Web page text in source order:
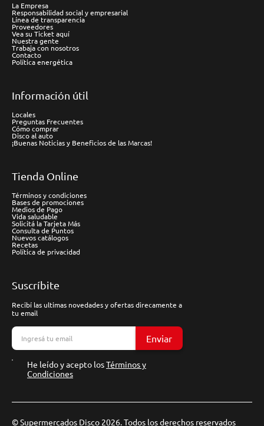
La Empresa
Responsabilidad social y empresarial
Línea de transparencia
Proveedores
Vea su Ticket aquí
Nuestra gente
Trabaja con nosotros
Contacto
Política energética
Información útil
Locales
Preguntas Frecuentes
Cómo comprar
Disco al auto
¡Buenas Noticias y Beneficios de las Marcas!
Tienda Online
Términos y condiciones
Bases de promociones
Medios de Pago
Vida saludable
Solicitá la Tarjeta Más
Consulta de Puntos
Nuevos catálogos
Recetas
Política de privacidad
Suscríbite
Recibí las ultimas novedades y ofertas direcamente a
tu email
Enviar
He leído y acepto losTérminos y
Condiciones
© Supermercados Disco 2026. Todos los derechos reservados